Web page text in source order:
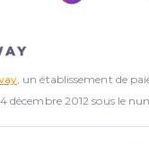
, un établissement de
décembre 2012 sous le